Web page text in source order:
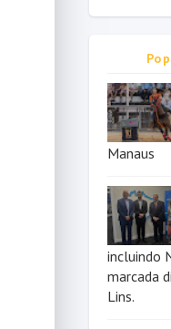
Manaus
incluindo
marcada
Lins.